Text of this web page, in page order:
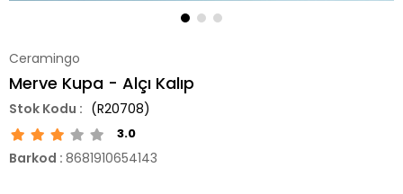
Ceramingo
Merve Kupa - Alçı Kalıp
(R20708)
3.0
Barkod : 8681910654143